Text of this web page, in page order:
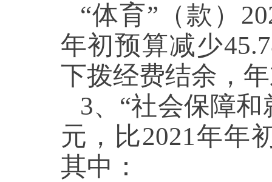
“体育”（款）
年初预算减少
下拨经费结余，
3、“社会保障和
元，比2021年年
其中：